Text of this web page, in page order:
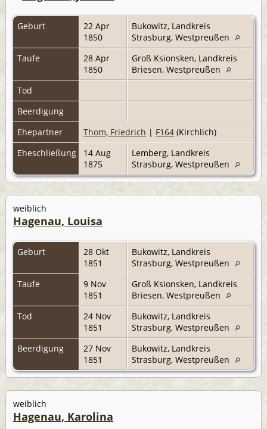
Geburt
22 Apr
1850
Bukowitz, Landkreis
Strasburg, Westpreußen
Taufe
28 Apr
1850
Groß Ksionsken, Landkreis
Briesen, Westpreußen
Tod
Beerdigung
Ehepartner
Thom, Friedrich | F164 (Kirchlich)
Eheschließung
14 Aug
1875
Lemberg, Landkreis
Strasburg, Westpreußen
weiblich
Hagenau, Louisa
Geburt
28 Okt
1851
Bukowitz, Landkreis
Strasburg, Westpreußen
Taufe
9 Nov
1851
Groß Ksionsken, Landkreis
Briesen, Westpreußen
Tod
24 Nov
1851
Bukowitz, Landkreis
Strasburg, Westpreußen
Beerdigung
27 Nov
1851
Bukowitz, Landkreis
Strasburg, Westpreußen
weiblich
Hagenau, Karolina